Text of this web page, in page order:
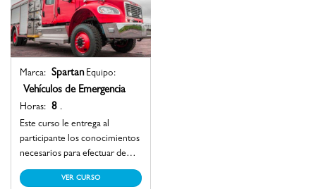
Marca: SpartanEquipo:
Vehículos de Emergencia
Horas: 8 .
Este curso le entrega al
participante los conocimientos
necesarios para efectuar de
manera segura la operación de
un vehículo de emergencia,
VER CURSO